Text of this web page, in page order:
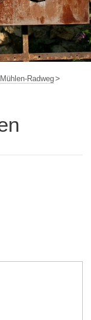
Mühlen-Radweg